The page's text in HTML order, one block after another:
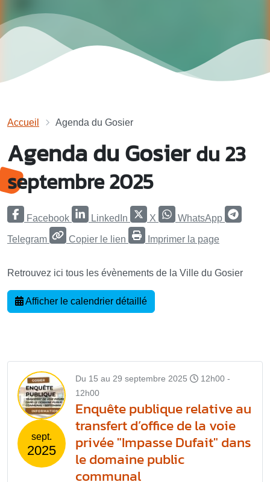
Accueil Agenda du Gosier
Agenda du Gosierdu 23
septembre 2025
Facebook LinkedIn X WhatsApp
Telegram Copier le lien Imprimer la page
Retrouvez ici tous les évènements de la Ville du Gosier
Afficher le calendrier détaillé
sept.
2025
Du 15 au 29 septembre 2025
12h00 -
12h00
Enquête publique relative au
transfert d’office de la voie
privée "Impasse Dufait" dans
le domaine public
communal